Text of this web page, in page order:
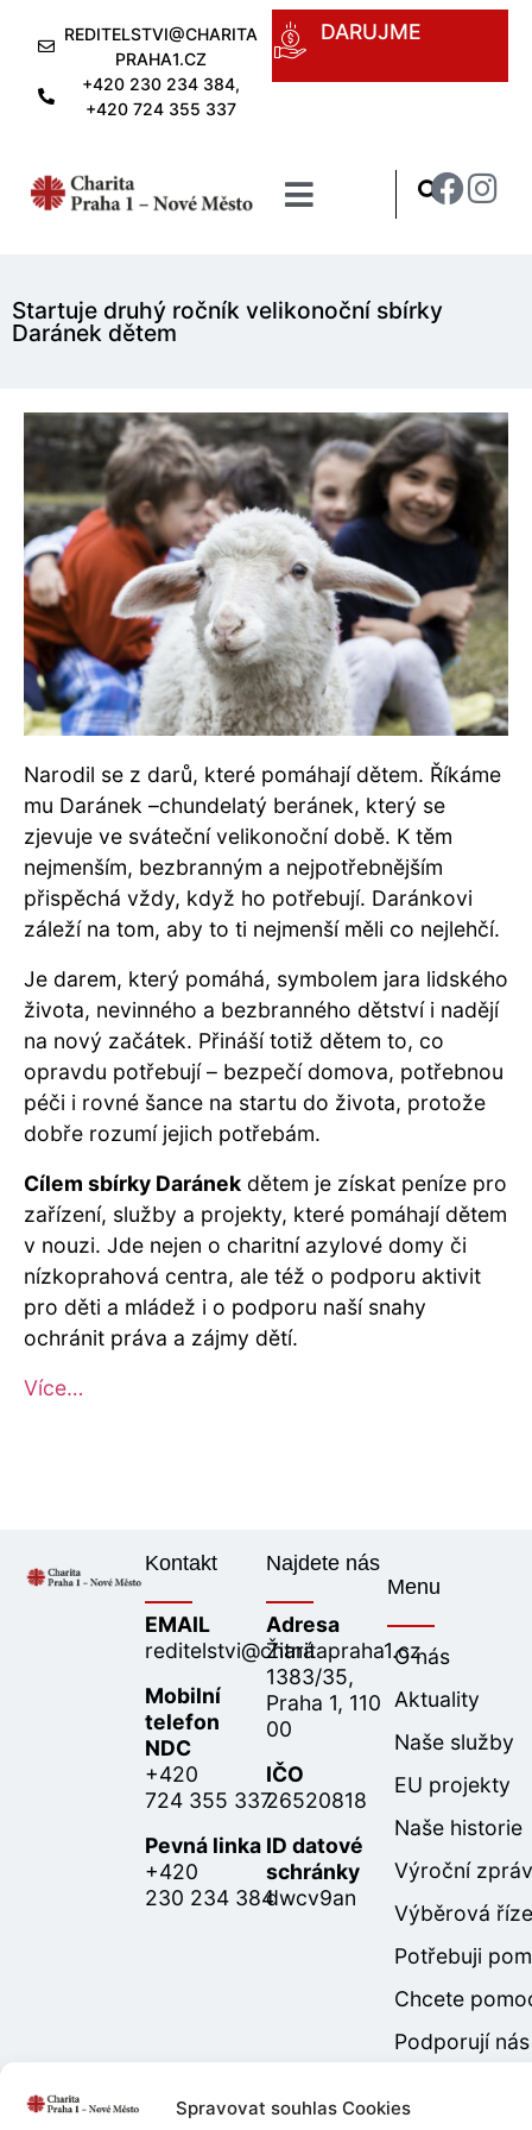
Spravovat souhlas Cookies
REDITELSTVI@CHARITA
PRAHA1.CZ
+420 230 234 384,
+420 724 355 337
DARUJME
Startuje druhý ročník velikonoční sbírky
Daránek dětem
Narodil se z darů, které pomáhají dětem. Říkáme
mu Daránek –chundelatý beránek, který se
zjevuje ve sváteční velikonoční době. K těm
nejmenším, bezbranným a nejpotřebnějším
přispěchá vždy, když ho potřebují. Daránkovi
záleží na tom, aby to ti nejmenší měli co nejlehčí.
Je darem, který pomáhá, symbolem jara lidského
života, nevinného a bezbranného dětství i nadějí
na nový začátek. Přináší totiž dětem to, co
opravdu potřebují – bezpečí domova, potřebnou
péči i rovné šance na startu do života, protože
dobře rozumí jejich potřebám.
Cílem sbírky Daránek dětem je získat peníze pro
zařízení, služby a projekty, které pomáhají dětem
v nouzi. Jde nejen o charitní azylové domy či
nízkoprahová centra, ale též o podporu aktivit
pro děti a mládež i o podporu naší snahy
ochránit práva a zájmy dětí.
Více…
Kontakt
EMAIL
reditelstvi@charitapraha1.cz
Mobilní
telefon
NDC
+420
724 355 337
Pevná linka
+420
230 234 384
Najdete nás
Adresa
Žitná
1383/35,
Praha 1, 110
00
IČO
26520818
ID datové
schránky
dwcv9an
Menu
O nás
Aktuality
Naše služby
EU projekty
Naše historie
Výroční
Výběrová
Potřebuji
Chcete
Podporují nás